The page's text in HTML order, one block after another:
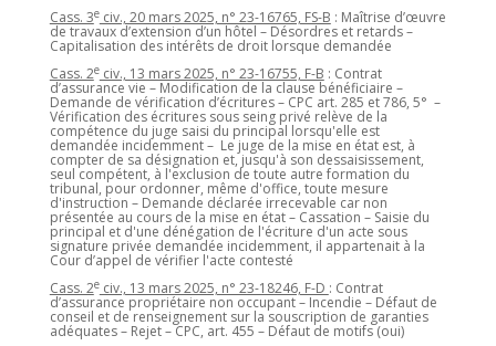
Cass. 3eciv., 20 mars 2025, n° 23-16765, FS-B : Maîtrise d’œuvre
de travaux d’extension d’un hôtel – Désordres et retards –
Capitalisation des intérêts de droit lorsque demandée
Cass. 2eciv., 13 mars 2025, n° 23-16755, F-B : Contrat
d’assurance vie – Modification de la clause bénéficiaire –
Demande de vérification d’écritures – CPC art. 285 et 786, 5° –
Vérification des écritures sous seing privé relève de la
compétence du juge saisi du principal lorsqu'elle est
demandée incidemment – Le juge de la mise en état est, à
compter de sa désignation et, jusqu'à son dessaisissement,
seul compétent, à l'exclusion de toute autre formation du
tribunal, pour ordonner, même d'office, toute mesure
d'instruction – Demande déclarée irrecevable car non
présentée au cours de la mise en état – Cassation – Saisie du
principal et d'une dénégation de l'écriture d'un acte sous
signature privée demandée incidemment, il appartenait à la
Cour d’appel de vérifier l'acte contesté
Cass. 2eciv., 13 mars 2025, n° 23-18246, F-D : Contrat
d’assurance propriétaire non occupant – Incendie – Défaut de
conseil et de renseignement sur la souscription de garanties
adéquates – Rejet – CPC, art. 455 – Défaut de motifs (oui)